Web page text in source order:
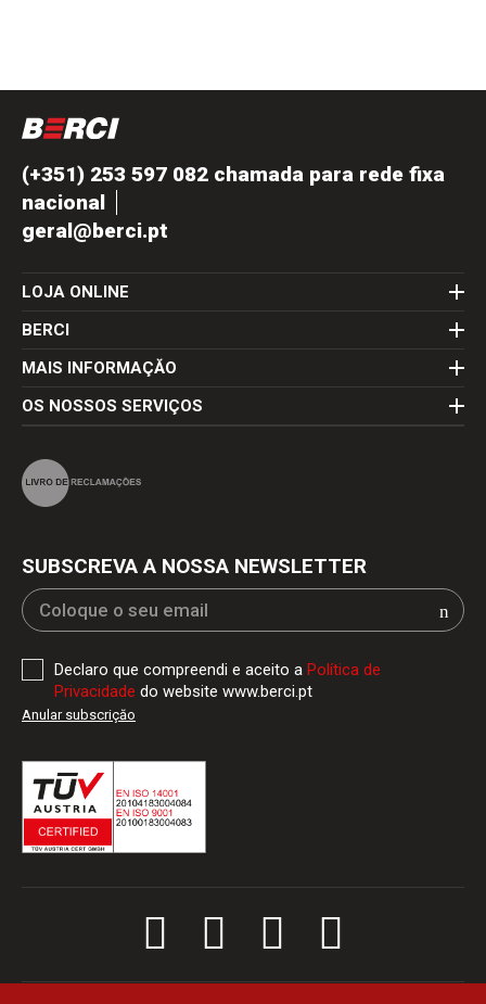
(+351) 253 597 082 chamada para rede fixa
nacional
geral@berci.pt
LOJA ONLINE
BERCI
MAIS INFORMAÇĂO
OS NOSSOS SERVIÇOS
SUBSCREVA A NOSSA NEWSLETTER
Declaro que compreendi e aceito a Política de
Privacidade do website www.berci.pt
Anular subscriçăo